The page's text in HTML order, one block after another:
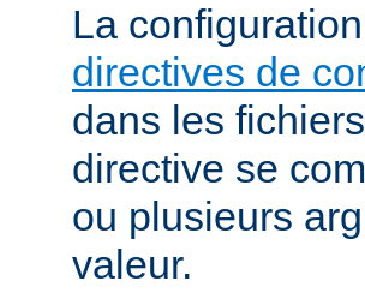
La
directives de
dans les
directive se
ou plusieurs
valeur.